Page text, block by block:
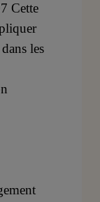
Cette
les